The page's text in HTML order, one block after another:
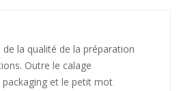
ce paquet votre message est
fait plaisir. Je ne manquerai pas
chez vous. Bonne